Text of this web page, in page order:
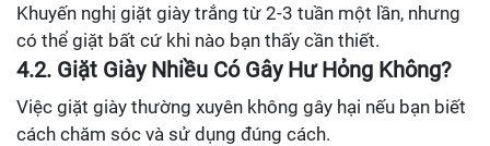
Khuyến nghị giặt giày trắng từ 2-3 tuần một lần, nhưng
có thể giặt bất cứ khi nào bạn thấy cần thiết.
4.2. Giặt Giày Nhiều Có Gây Hư Hỏng Không?
Việc giặt giày thường xuyên không gây hại nếu bạn biết
cách chăm sóc và sử dụng đúng cách.